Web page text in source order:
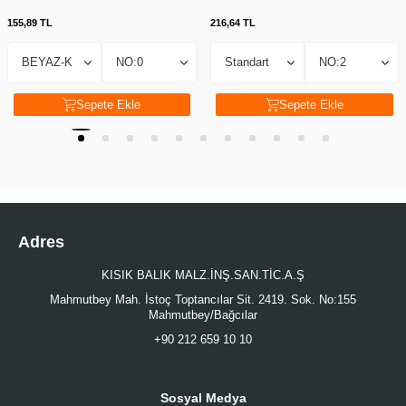
155,89 TL
Sepete Ekle
216,64TL
Sepete Ekle
Adres
KISIK BALIK MALZ.İNŞ.SAN.TİC.A.Ş
Mahmutbey Mah. İstoç Toptancılar Sit. 2419. Sok. No:155
Mahmutbey/Bağcılar
+90 212 659 10 10
Sosyal Medya